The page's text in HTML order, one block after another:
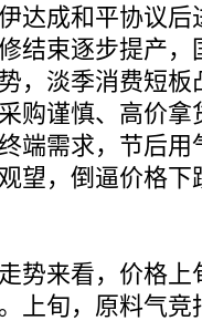
达成和平协议
结束逐步提产
，淡季消费短
购谨慎、高价
端需求，节后用
望，倒逼价格下
来看，价格上
上旬，原料气